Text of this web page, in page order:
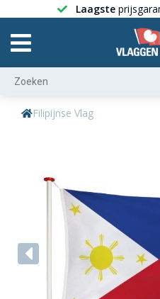
Laagste
Filipijnse Vlag